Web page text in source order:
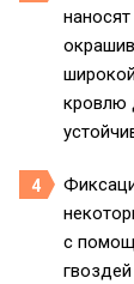
кровлю
с